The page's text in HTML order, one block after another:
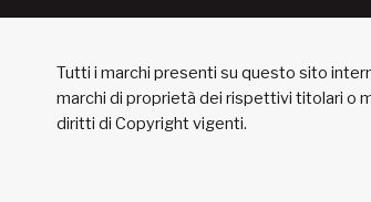
Tutti i marchi presenti su questo sito
marchi di proprietà dei rispettivi titolari o
diritti di Copyright vigenti.